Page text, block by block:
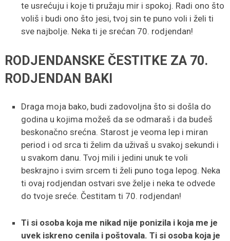
te usrećuju i koje ti pružaju mir i spokoj. Radi ono što
voliš i budi ono što jesi, tvoj sin te puno voli i želi ti
sve najbolje. Neka ti je srećan 70. rodjendan!
RODJENDANSKE ČESTITKE ZA 70.
RODJENDAN BAKI
Draga moja bako, budi zadovoljna što si došla do
godina u kojima možeš da se odmaraš i da budeš
beskonačno srećna. Starost je veoma lep i miran
period i od srca ti želim da uživaš u svakoj sekundi i
u svakom danu. Tvoj mili i jedini unuk te voli
beskrajno i svim srcem ti želi puno toga lepog. Neka
ti ovaj rodjendan ostvari sve želje i neka te odvede
do tvoje sreće. Čestitam ti 70. rodjendan!
Ti si osoba koja me nikad nije ponizila i koja me je
uvek iskreno cenila i poštovala. Ti si osoba koja je